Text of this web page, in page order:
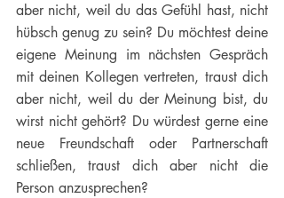
aber nicht, weil du das Gefühl hast, nicht
hübsch genug zu sein? Du möchtest deine
eigene Meinung im nächsten Gespräch
mit deinen Kollegen vertreten, traust dich
aber nicht, weil du der Meinung bist, du
wirst nicht gehört? Du würdest gerne eine
neue Freundschaft oder Partnerschaft
schließen, traust dich aber nicht die
Person anzusprechen?